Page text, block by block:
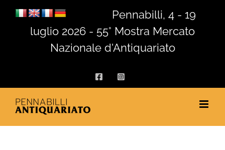
Salta
contenuto
Pennabilli, 4 - 19
luglio 2026 - 55° Mostra Mercato
Nazionale d'Antiquariato
FacebookInstagram